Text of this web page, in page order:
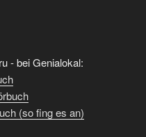
- bei Genialokal:
(so fing es an)